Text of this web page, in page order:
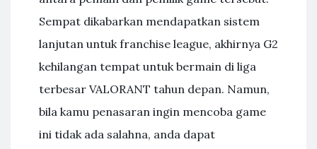
Sempat dikabarkan mendapatkan sistem
lanjutan untuk franchise league, akhirnya G2
kehilangan tempat untuk bermain di liga
terbesar VALORANT tahun depan. Namun,
bila kamu penasaran ingin mencoba game
ini tidak ada salahna, anda dapat